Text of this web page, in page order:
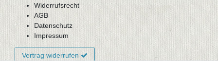
Widerrufsrecht
AGB
Datenschutz
Impressum
Vertrag widerrufen